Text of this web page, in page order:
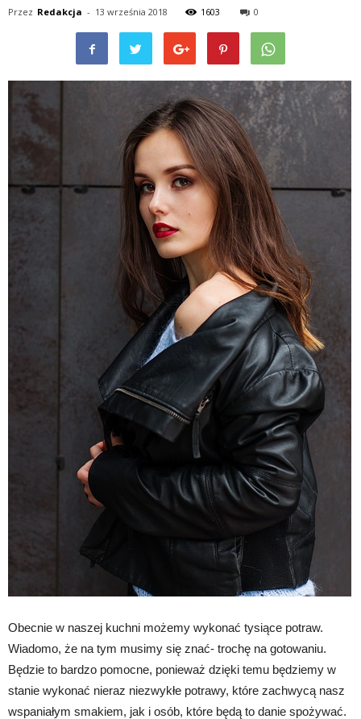
Przez Redakcja - 13 września 2018 1603 0
Obecnie w naszej kuchni możemy wykonać tysiące potraw.
Wiadomo, że na tym musimy się znać- trochę na gotowaniu.
Będzie to bardzo pomocne, ponieważ dzięki temu będziemy w
stanie wykonać nieraz niezwykłe potrawy, które zachwycą nasz
wspaniałym smakiem, jak i osób, które będą to danie spożywać.